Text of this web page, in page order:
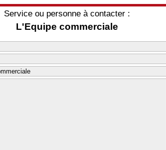
Service ou personne à contacter :
L'Equipe commerciale